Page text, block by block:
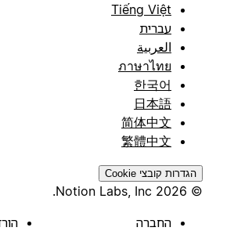
Tiếng Việt
עברית
العربية
ภาษาไทย
한국어
日本語
简体中文
繁體中文
הגדרות קובצי Cookie
החברה
הורדה